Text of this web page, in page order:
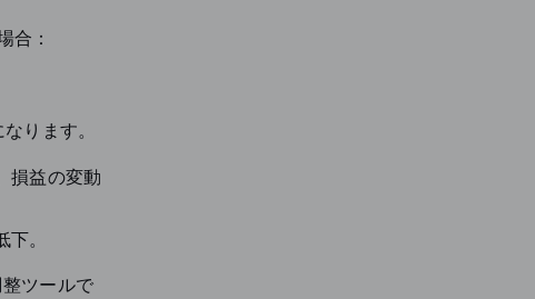
合：
ります。
損益の変動
。
ツールで